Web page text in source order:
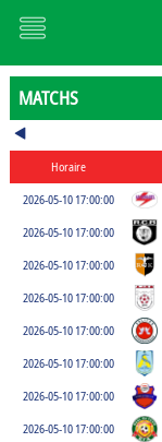
MATCHS
Horaire
2026-05-10 17:00:00
2026-05-10 17:00:00
2026-05-10 17:00:00
2026-05-10 17:00:00
2026-05-10 17:00:00
2026-05-10 17:00:00
2026-05-10 17:00:00
2026-05-10 17:00:00